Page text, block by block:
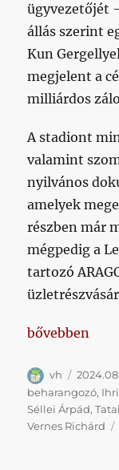
ügyvezetőjét
állás szerint
Kun
megjelent a
milliárdos
A stadiont
valamint
nyilvános
amelyek
részben már
mégpedig a
tartozó
„Két tulaj
bővebben
Szerző
vh
beharangozó,
Séllei Árpád,
Vernes Richárd